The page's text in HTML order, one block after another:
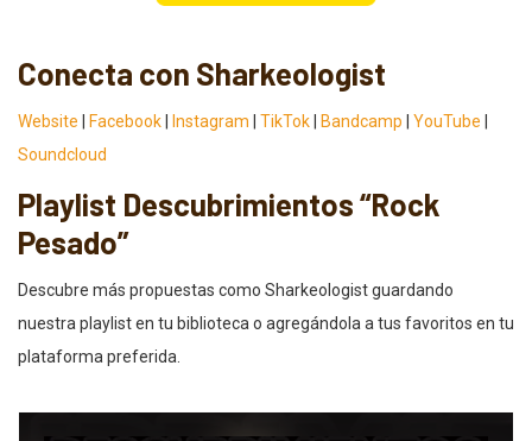
Conecta con Sharkeologist
Website Facebook Instagram TikTok Bandcamp YouTube
Soundcloud
Playlist Descubrimientos “Rock
Pesado”
Descubre más propuestas como Sharkeologist guardando
nuestra playlist en tu biblioteca o agregándola a tus favoritos en tu
plataforma preferida.